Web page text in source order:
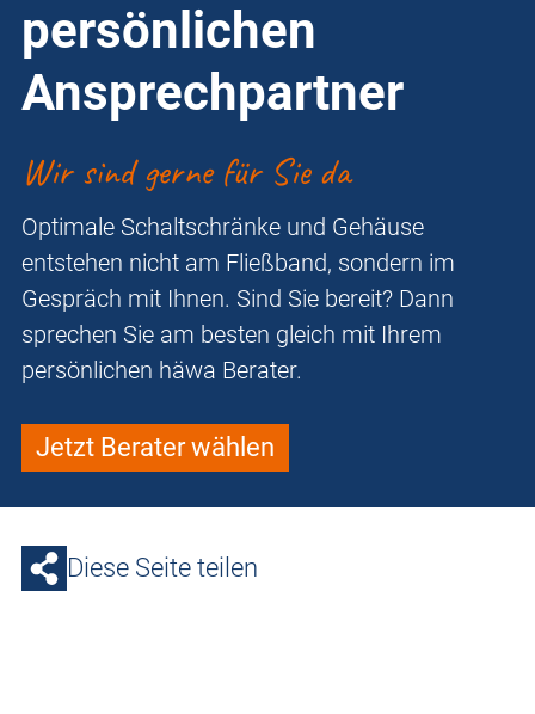
persönlichen
Ansprechpartner
Wir sind gerne für Sie da
Optimale Schaltschränke und Gehäuse
entstehen nicht am Fließband, sondern im
Gespräch mit Ihnen. Sind Sie bereit? Dann
sprechen Sie am besten gleich mit Ihrem
persönlichen häwa Berater.
Jetzt Berater wählen
Diese Seite teilen